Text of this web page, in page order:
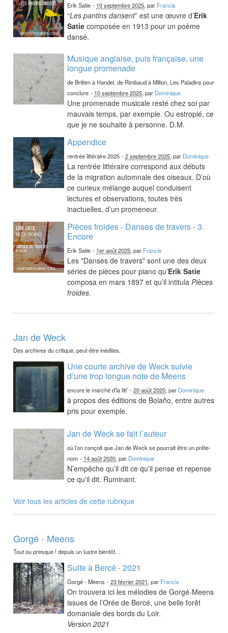
Erik Satie - 10 septembre 2025, par Francis
“Les pantins dansent” est une œuvre d’Erik
Satie composée en 1913 pour un poème
dansé.
Musique anglaise, puis française, une
longue promenade
de Britten à Handel, de Rimbaud à Milton, Les Paladins pour
conclure - 10 septembre 2025, par Dominique
Une promenade musicale resté chez soi par
mauvais temps, par exemple. Ou estropié, ce
que je ne souhaite à personne. D.M.
Appendice
rentrée littéraire 2025 -2 septembre 2025, par Dominique
La rentrée littéraire correspond aux débuts
de la migration automnale des oiseaux. D’où
ce curieux mélange auquel conduisent
lectures et observations, toutes très
inactuelles, d’un promeneur.
Pièces froides - Danses de travers - 3.
Encore
Erik Satie - 1er août 2025, par Francis
Les "Danses de travers" sont une des deux
séries de pièces pour piano qu’Erik Satie
composa en mars 1897 et qu’il intitulaPièces
froides.
Jan de Weck
Des archives du critique, peut-être inédites.
Une courte archive de Weck suivie
d’une trop longue note de Meens
encore le marché d’la litt’ -20 août 2020, par Dominique
à propos des éditions de Bolaño, entre autres
pris pour exemple.
Jan de Weck se fait l’auteur
où l’on conçoit que Jan de Weck se pourrait être un prête-
nom - 14 août 2020, par Dominique
N’empêche qu’il dit ce qu’il pense et repense
ce qu’il dit. Ruminant.
Voir tous les articles de cette rubrique
Gorgé - Meens
Tout ou presque ! depuis un lustre bientôt…
Suite à Bercé - 2021
Gorgé - Meens -23 février 2021, par Francis
On trouvera ici les mélodies de Gorgé-Meens
issues de l’Orée de Bercé, une belle forêt
domaniale des bords du Loir.
Version 2021